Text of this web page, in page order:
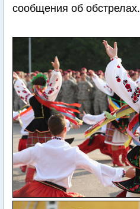
сообщения об обстрелах.